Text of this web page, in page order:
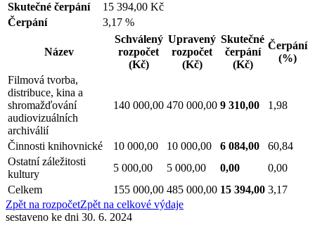
Skutečné čerpání
15 394,00 Kč
Čerpání
3,17 %
Název
Schválený
rozpočet
(Kč)
Upravený
rozpočet
(Kč)
Skutečné
čerpání
(Kč)
Čerpání
(%)
Filmová tvorba,
distribuce, kina a
shromažďování
audiovizuálních
archiválií
140 000,00 470 000,00 9 310,00 1,98
Činnosti knihovnické 10 000,00 10 000,00 6 084,00
60,84
Ostatní záležitosti
kultury
5 000,00 5 000,00 0,00
0,00
Celkem
155 000,00 485 000,00 15 394,00 3,17
Zpět na rozpočetZpět na celkové výdaje
sestaveno ke dni 30. 6. 2024